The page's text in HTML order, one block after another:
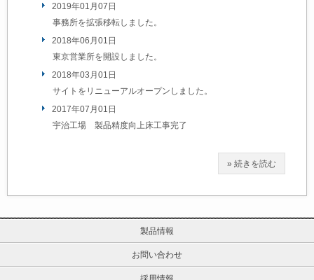
2019年01月07日
事務所を拡張移転しました。
2018年06月01日
東京営業所を開設しました。
2018年03月01日
サイトをリニューアルオープンしました。
2017年07月01日
宇治工場 製品精度向上床工事完了
» 続きを読む
製品情報
お問い合わせ